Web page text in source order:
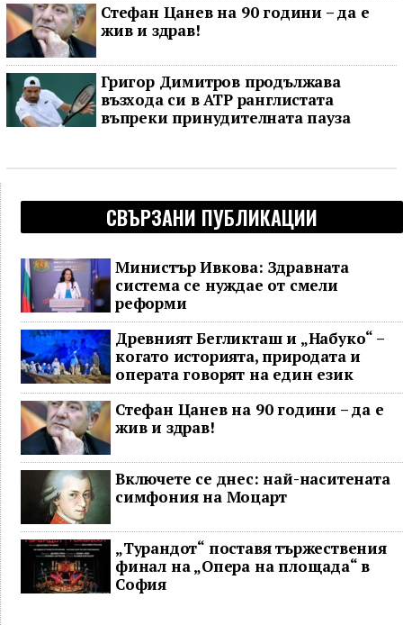
Стефан Цанев на 90 години – да е
жив и здрав!
Григор Димитров продължава
възхода си в ATP ранглистата
въпреки принудителната пауза
СВЪРЗАНИ ПУБЛИКАЦИИ
Министър Ивкова: Здравната
система се нуждае от смели
реформи
Древният Бегликташ и „Набуко“ –
когато историята, природата и
операта говорят на един език
Стефан Цанев на 90 години – да е
жив и здрав!
Включете се днес: най-наситената
симфония на Моцарт
„Турандот“ поставя тържествения
финал на „Опера на площада“ в
София